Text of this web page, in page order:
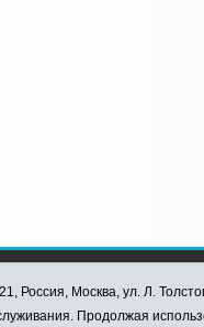
Россия, Москва, ул. Л.
Продолжая